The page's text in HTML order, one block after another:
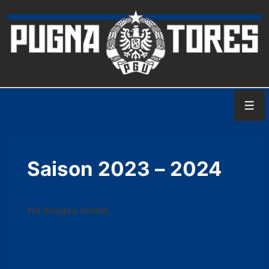
Zum
Inhalt
Saison 2023 – 2024
No Images found.